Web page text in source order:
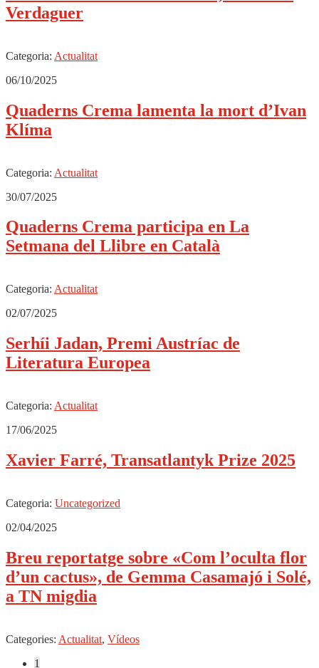
Verdaguer
Categoria: Actualitat
06/10/2025
Quaderns Crema lamenta la mort d’Ivan
Klíma
Categoria: Actualitat
30/07/2025
Quaderns Crema participa en La
Setmana del Llibre en Català
Categoria: Actualitat
02/07/2025
Serhíi Jadan, Premi Austríac de
Literatura Europea
Categoria: Actualitat
17/06/2025
Xavier Farré, Transatlantyk Prize 2025
Categoria: Uncategorized
02/04/2025
Breu reportatge sobre «Com l’oculta flor
d’un cactus», de Gemma Casamajó i Solé,
a TN migdia
Categories: Actualitat, Vídeos
1